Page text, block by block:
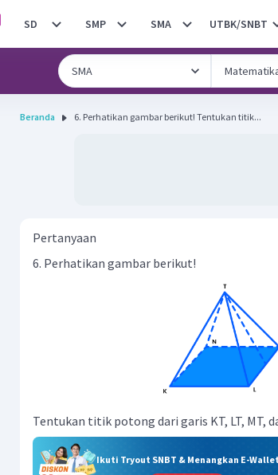
SD SMP SMA UTBK/SNBT
Beranda 6. Perhatikan gambar berikut! Tentukan titik...
Pertanyaan
6. Perhatikan gambar berikut!
Tentukan titik potong dari garis KT, LT, MT,
Ikuti Tryout SNBT & Menangkan E-